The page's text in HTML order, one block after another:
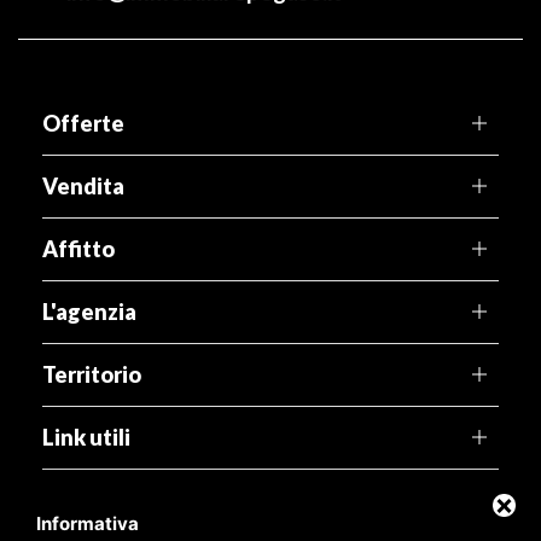
Informativa
Offerte
Vendita
Affitto
L'agenzia
Agenzia Pegaso
Territorio
Link utili